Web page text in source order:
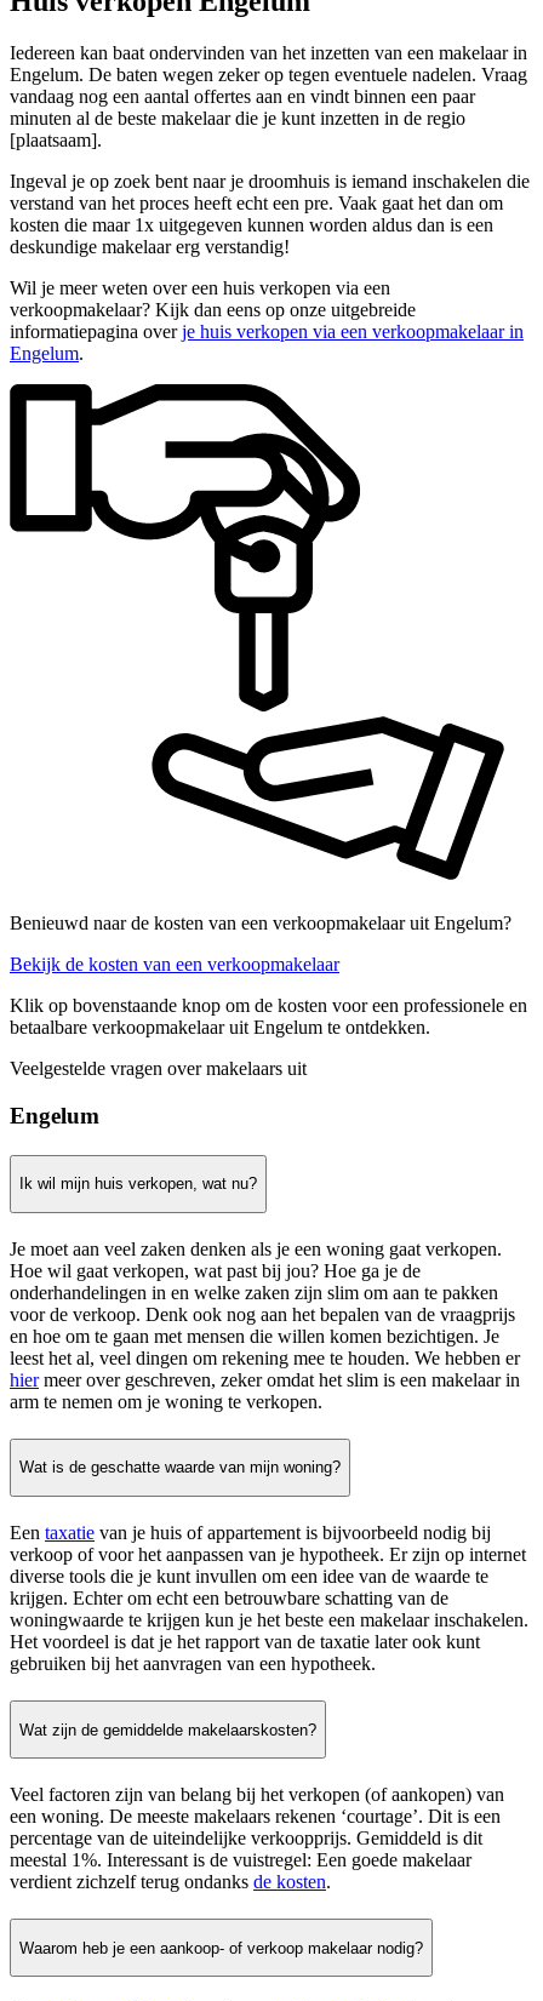
Iedereen kan baat ondervinden van het inzetten van een makelaar in
Engelum. De baten wegen zeker op tegen eventuele nadelen. Vraag
vandaag nog een aantal offertes aan en vindt binnen een paar
minuten al de beste makelaar die je kunt inzetten in de regio
[plaatsaam].
Ingeval je op zoek bent naar je droomhuis is iemand inschakelen die
verstand van het proces heeft echt een pre. Vaak gaat het dan om
kosten die maar 1x uitgegeven kunnen worden aldus dan is een
deskundige makelaar erg verstandig!
Wil je meer weten over een huis verkopen via een
verkoopmakelaar? Kijk dan eens op onze uitgebreide
informatiepagina overje huis verkopen via een verkoopmakelaar in
Engelum.
Benieuwd naar de kosten van een verkoopmakelaar uit Engelum?
Bekijk de kosten van een verkoopmakelaar
Klik op bovenstaande knop om de kosten voor een professionele en
betaalbare verkoopmakelaar uit Engelum te ontdekken.
Veelgestelde vragen over makelaars uit
Engelum
Ik wil mijn huis verkopen, wat nu?
Je moet aan veel zaken denken als je een woning gaat verkopen.
Hoe wil gaat verkopen, wat past bij jou? Hoe ga je de
onderhandelingen in en welke zaken zijn slim om aan te pakken
voor de verkoop. Denk ook nog aan het bepalen van de vraagprijs
en hoe om te gaan met mensen die willen komen bezichtigen. Je
leest het al, veel dingen om rekening mee te houden. We hebben er
hiermeer over geschreven, zeker omdat het slim is een makelaar in
arm te nemen om je woning te verkopen.
Wat is de geschatte waarde van mijn woning?
Een taxatie van je huis of appartement is bijvoorbeeld nodig bij
verkoop of voor het aanpassen van je hypotheek. Er zijn op internet
diverse tools die je kunt invullen om een idee van de waarde te
krijgen. Echter om echt een betrouwbare schatting van de
woningwaarde te krijgen kun je het beste een makelaar inschakelen.
Het voordeel is dat je het rapport van de taxatie later ook kunt
gebruiken bij het aanvragen van een hypotheek.
Wat zijn de gemiddelde makelaarskosten?
Veel factoren zijn van belang bij het verkopen (of aankopen) van
een woning. De meeste makelaars rekenen ‘courtage’. Dit is een
percentage van de uiteindelijke verkoopprijs. Gemiddeld is dit
meestal 1%. Interessant is de vuistregel: Een goede makelaar
verdient zichzelf terug ondanks de kosten.
Waarom heb je een aankoop- of verkoop makelaar nodig?